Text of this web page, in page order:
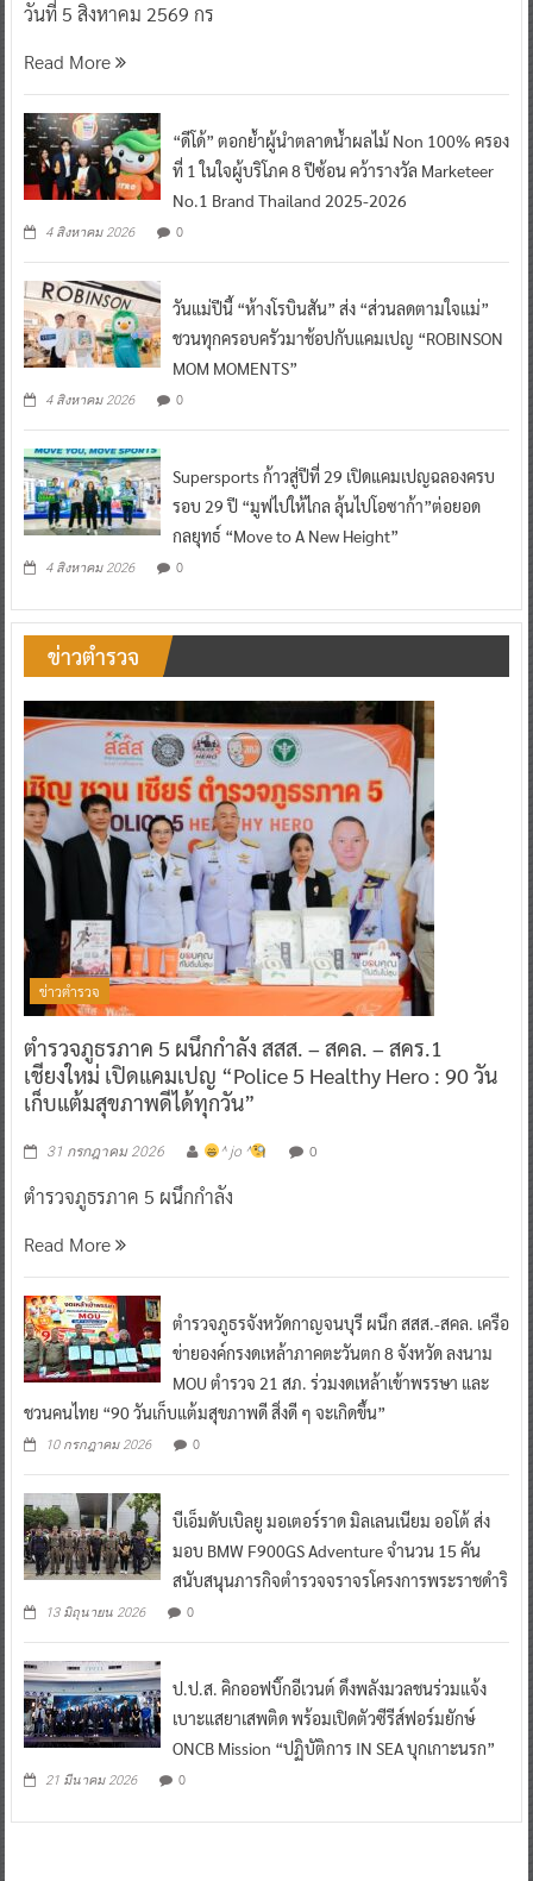
วันที่ 5 สิงหาคม 2569 กร
Read More
“ดีโด้” ตอกย้ำผู้นำตลาดน้ำผลไม้ Non 100% ครอง
ที่ 1 ในใจผู้บริโภค 8 ปีซ้อน คว้ารางวัล Marketeer
No.1 Brand Thailand 2025-2026
4 สิงหาคม 2026 0
วันแม่ปีนี้ “ห้างโรบินสัน” ส่ง “ส่วนลดตามใจแม่”
ชวนทุกครอบครัวมาช้อปกับแคมเปญ “ROBINSON
MOM MOMENTS”
4 สิงหาคม 2026 0
Supersports ก้าวสู่ปีที่ 29 เปิดแคมเปญฉลองครบ
รอบ 29 ปี “มูฟไปให้ไกล ลุ้นไปโอซาก้า”ต่อยอด
กลยุทธ์ “Move to A New Height”
4 สิงหาคม 2026 0
ข่าวตำรวจ
ข่าวตำรวจ
ตำรวจภูธรภาค 5 ผนึกกำลัง สสส. – สคล. – สคร.1
เชียงใหม่ เปิดแคมเปญ “Police 5 Healthy Hero : 90 วัน
เก็บแต้มสุขภาพดีได้ทุกวัน”
31 กรกฎาคม 2026 ^ jo ^ 0
ตำรวจภูธรภาค 5 ผนึกกำลัง
Read More
ตำรวจภูธรจังหวัดกาญจนบุรี ผนึก สสส.-สคล. เครือ
ข่ายองค์กรงดเหล้าภาคตะวันตก 8 จังหวัด ลงนาม
MOU ตำรวจ 21 สภ. ร่วมงดเหล้าเข้าพรรษา และ
ชวนคนไทย “90 วันเก็บแต้มสุขภาพดี สิ่งดี ๆ จะเกิดขึ้น”
10 กรกฎาคม 2026 0
บีเอ็มดับเบิลยู มอเตอร์ราด มิลเลนเนียม ออโต้ ส่ง
มอบ BMW F900GS Adventure จำนวน 15 คัน
สนับสนุนภารกิจตำรวจจราจรโครงการพระราชดำริ
13 มิถุนายน 2026 0
ป.ป.ส. คิกออฟบิ๊กอีเวนต์ ดึงพลังมวลชนร่วมแจ้ง
เบาะแสยาเสพติด พร้อมเปิดตัวซีรีส์ฟอร์มยักษ์
ONCB Mission “ปฏิบัติการ IN SEA บุกเกาะนรก”
21 มีนาคม 2026 0